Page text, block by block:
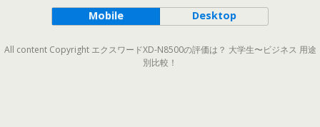
Mobile Desktop
All content Copyright エクスワードXD-N8500の評価は？ 大学生〜ビジネス 用途
別比較！